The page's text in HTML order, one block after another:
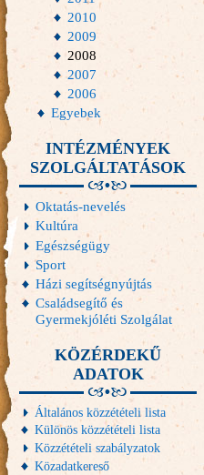
2010
2009
2008
2007
2006
Egyebek
INTÉZMÉNYEK
SZOLGÁLTATÁSOK
Oktatás-nevelés
Kultúra
Egészségügy
Sport
Házi segítségnyújtás
Családsegítő és
Gyermekjóléti Szolgálat
KÖZÉRDEKŰ
ADATOK
Általános közzétételi lista
Különös közzétételi lista
Közzétételi szabályzatok
Közadatkereső